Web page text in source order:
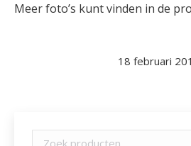
Meer foto’s kunt vinden in de
18 februari